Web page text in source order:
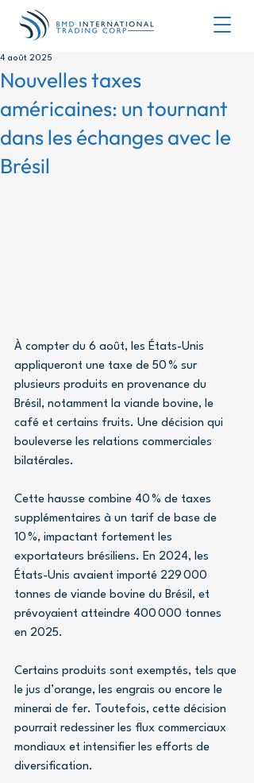
Nouvelles taxes
américaines: un tournant
dans les échanges avec le
Brésil
4 août 2025
À compter du 6 août, les États-Unis
appliqueront une taxe de 50 % sur
plusieurs produits en provenance du
Brésil, notamment la viande bovine, le
café et certains fruits. Une décision qui
bouleverse les relations commerciales
bilatérales.
Cette hausse combine 40 % de taxes
supplémentaires à un tarif de base de
10 %, impactant fortement les
exportateurs brésiliens. En 2024, les
États-Unis avaient importé 229 000
tonnes de viande bovine du Brésil, et
prévoyaient atteindre 400 000 tonnes
en 2025.
Certains produits sont exemptés, tels que
le jus d’orange, les engrais ou encore le
minerai de fer. Toutefois, cette décision
pourrait redessiner les flux commerciaux
mondiaux et intensifier les efforts de
diversification.